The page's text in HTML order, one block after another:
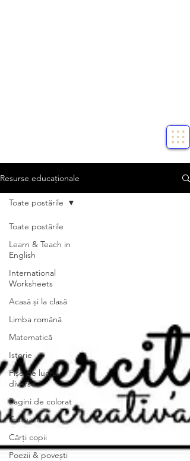
Resurse educaționale
Toate postările
Learn & Teach in
English
International
Worksheets
Acasă și la clasă
Limba română
Matematică
Istorie
Fișe de lucru
diverse
Pagini de colorat
Trasează
Cărți copii
Poezii & povești
Toate postările